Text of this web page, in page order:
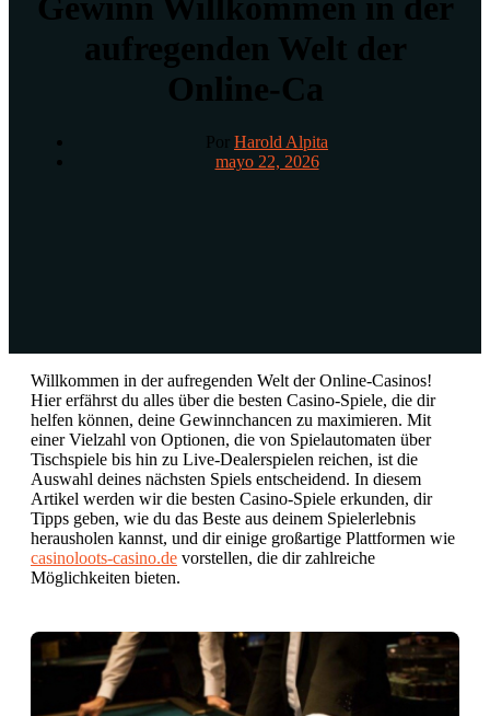
aufregenden Welt der
Online-Ca
Por Harold Alpita
mayo 22, 2026
Willkommen in der aufregenden Welt der Online-Casinos!
Hier erfährst du alles über die besten Casino-Spiele, die dir
helfen können, deine Gewinnchancen zu maximieren. Mit
einer Vielzahl von Optionen, die von Spielautomaten über
Tischspiele bis hin zu Live-Dealerspielen reichen, ist die
Auswahl deines nächsten Spiels entscheidend. In diesem
Artikel werden wir die besten Casino-Spiele erkunden, dir
Tipps geben, wie du das Beste aus deinem Spielerlebnis
herausholen kannst, und dir einige großartige Plattformen wie
casinoloots-casino.de vorstellen, die dir zahlreiche
Möglichkeiten bieten.